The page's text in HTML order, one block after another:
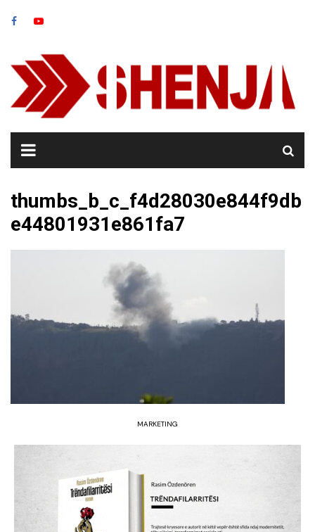
thumbs_b_c_f4d28030e844f9db
e44801931e861fa7
MARKETING